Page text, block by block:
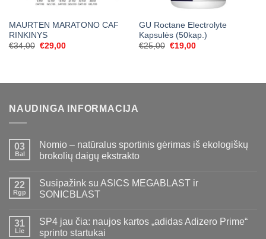
MAURTEN MARATONO CAF
RINKINYS
€34,00 Original
€29,00Current
GU Roctane Electrolyte
Kapsulės (50kap.)
€25,00 Original
€19,00Current
NAUDINGA INFORMACIJA
03
Bal
Nomio – natūralus sportinis gėrimas iš ekologiškų
brokolių daigų ekstrakto
22
Rgp
Susipažink su ASICS MEGABLAST ir
SONICBLAST
31
Lie
SP4 jau čia: naujos kartos „adidas Adizero Prime“
sprinto startukai